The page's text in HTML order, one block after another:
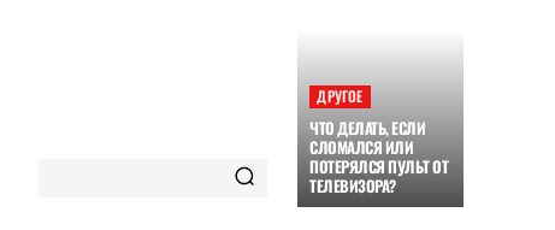
ДРУГОЕ
ЧТО ДЕЛАТЬ, ЕСЛИ
СЛОМАЛСЯ ИЛИ
ПОТЕРЯЛСЯ ПУЛЬТ ОТ
ТЕЛЕВИЗОРА?